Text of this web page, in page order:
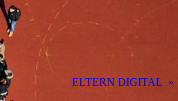
ELTERN DIGITAL